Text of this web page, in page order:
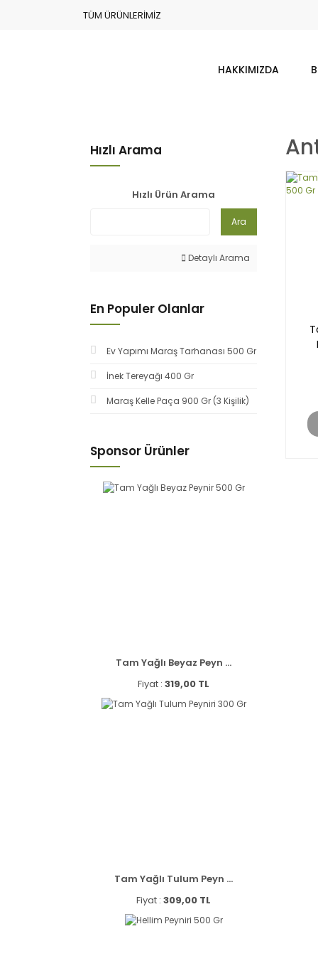
TÜM ÜRÜNLERİMİZ
HAKKIMIZDA
Hızlı Arama
Hızlı Ürün Arama
Ara
Detaylı Arama
En Populer Olanlar
Ev Yapımı Maraş Tarhanası 500 Gr
İnek Tereyağı 400 Gr
Maraş Kelle Paça 900 Gr (3 Kişilik)
Sponsor Ürünler
Tam Yağlı Beyaz Peyn ...
Fiyat : 319,00 TL
Tam Yağlı Tulum Peyn ...
Fiyat : 309,00 TL